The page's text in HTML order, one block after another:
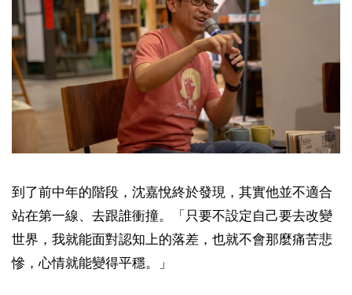
到了前中年的階段，沈嘉悅終於發現，其實他並不適合
站在第一線、去跟誰衝撞。「只要不設定自己要去改變
世界，我就能面對認知上的落差，也就不會那麼痛苦悲
慘，心情就能變得平穩。」